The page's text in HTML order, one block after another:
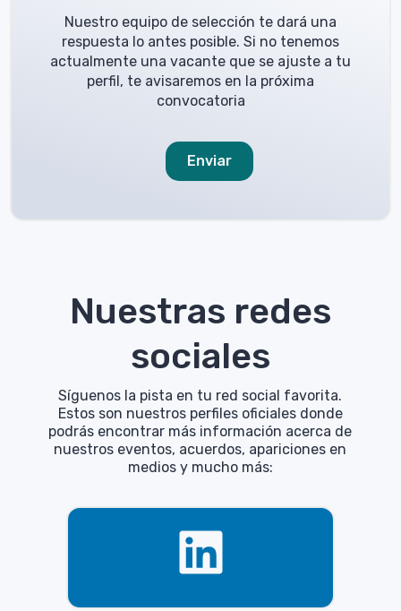
Nuestro equipo de selección te dará una
respuesta lo antes posible. Si no tenemos
actualmente una vacante que se ajuste a tu
perfil, te avisaremos en la próxima
convocatoria
Enviar
Nuestras redes
sociales
Síguenos la pista en tu red social favorita.
Estos son nuestros perfiles oficiales donde
podrás encontrar más información acerca de
nuestros eventos, acuerdos, apariciones en
medios y mucho más: